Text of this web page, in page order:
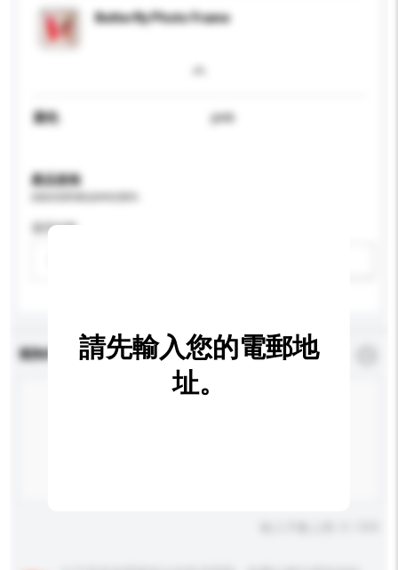
Butterfly Photo Frame
顏色 pink
產品規格
適用年齡
查詢內容 *必須填寫
請先輸入您的電郵地
址。